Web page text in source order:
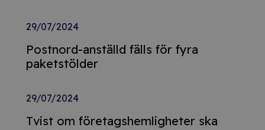
29/07/2024
Postnord-anställd fälls för fyra
paketstölder
29/07/2024
Tvist om företagshemligheter ska